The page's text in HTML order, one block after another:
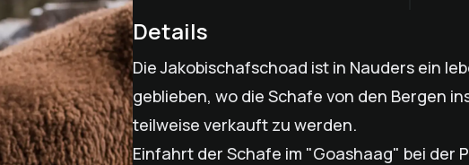
Details
Die Jakobischafschoad ist in Nauders ein
geblieben, wo die Schafe von den Bergen
teilweise verkauft zu werden.
Einfahrt der Schafe im "Goashaag" bei der